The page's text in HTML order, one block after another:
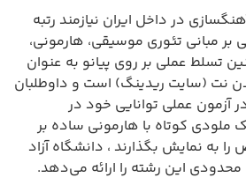
در داخل ایران نیازمند رتبه
مبانی تئوری موسیقی، هارمونی،
تسلط عملی بر روی پیانو به عنوان
نت (سایت ریدینگ) است و داوطلبان
آزمون عملی توانایی خود در
ملودی کوتاه با هارمونی ساده بر
نمایش بگذارند ، دانشگاه آزاد
محدودی این رشته را ارائه می‌دهد.